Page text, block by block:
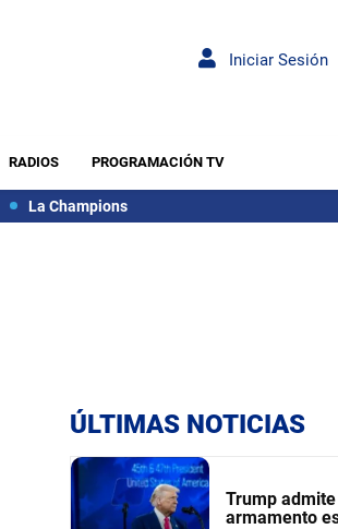
Iniciar Sesión
RADIOS PROGRAMACIÓN TV
La Champions
ÚLTIMAS NOTICIAS
Trump
armamento